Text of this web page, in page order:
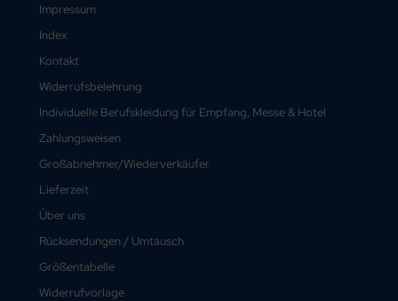
Impressum
Index
Kontakt
Widerrufsbelehrung
Individuelle Berufskleidung für Empfang, Messe & Hotel
Zahlungsweisen
Großabnehmer/Wiederverkäufer
Lieferzeit
Über uns
Rücksendungen / Umtausch
Größentabelle
Widerrufvorlage